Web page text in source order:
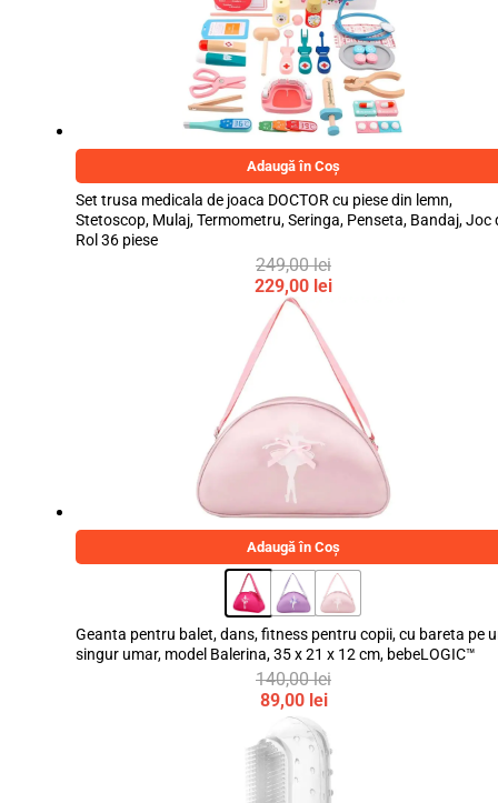
Adaugă în Coș
Set trusa medicala de joaca DOCTOR cu piese din lemn,
Stetoscop, Mulaj, Termometru, Seringa, Penseta, Bandaj, Joc
Rol 36 piese
249,00lei
Prețul
inițial
fost:
249,00 lei.
229,00 lei
Prețul
curent
este:
229,00 lei.
Adaugă în Coș
Geanta pentru balet, dans, fitness pentru copii, cu bareta pe
singur umar, model Balerina, 35 x 21 x 12 cm, bebeLOGIC™
140,00lei
Prețul
inițial
a
fost:
140,00 lei.
89,00 lei
Prețul
curent
este:
89,00 lei.